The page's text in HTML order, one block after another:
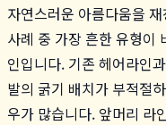
자연스러운 아름다움을
사례 중 가장 흔한 유형이
인입니다. 기존 헤어라인
발의 굵기 배치가 부적절
우가 많습니다. 앞머리 라